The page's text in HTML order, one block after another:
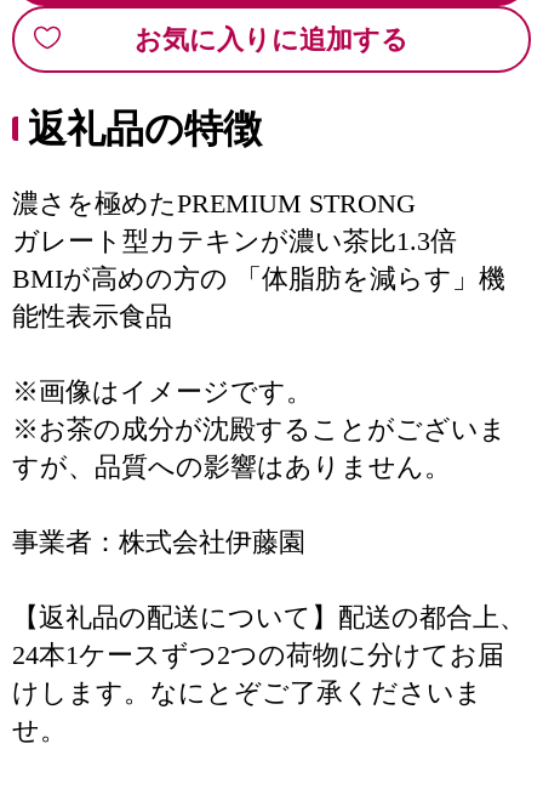
お気に入りに追加する
返礼品の特徴
濃さを極めたPREMIUM STRONG
ガレート型カテキンが濃い茶比1.3倍
BMIが高めの方の 「体脂肪を減らす」機
能性表示食品
※画像はイメージです。
※お茶の成分が沈殿することがございま
すが、品質への影響はありません。
事業者：株式会社伊藤園
【返礼品の配送について】配送の都合上、
24本1ケースずつ2つの荷物に分けてお届
けします。なにとぞご了承くださいま
せ。